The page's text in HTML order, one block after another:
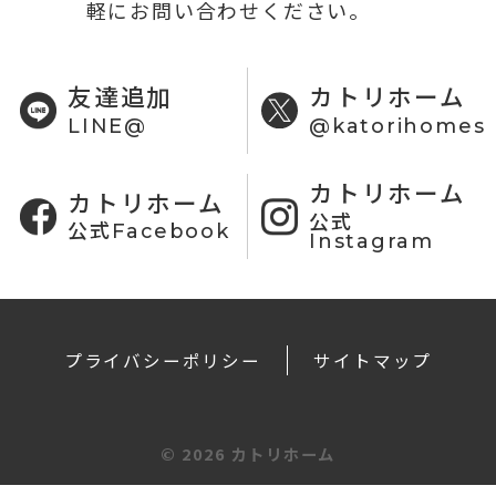
軽にお問い合わせください。
友達追加
LINE@
カトリホーム
@katorihomes
カトリホーム
公式Facebook
カトリホーム
公式
Instagram
プライバシーポリシー サイトマップ
© 2026 カトリホーム